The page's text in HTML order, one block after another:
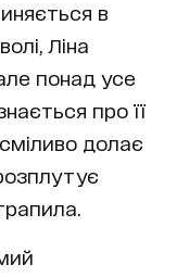
в
Ліна
понад усе
про її
долає